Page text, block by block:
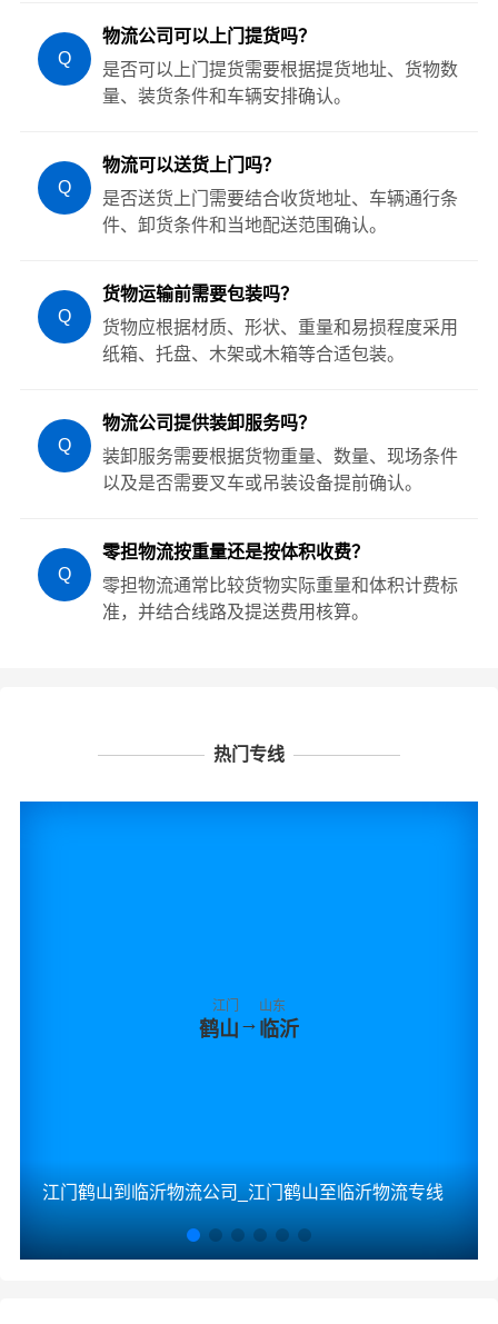
Q
物流公司可以上门提货吗？
是否可以上门提货需要根据提货地址、货物数
量、装货条件和车辆安排确认。
Q
物流可以送货上门吗？
是否送货上门需要结合收货地址、车辆通行条
件、卸货条件和当地配送范围确认。
Q
货物运输前需要包装吗？
货物应根据材质、形状、重量和易损程度采用
纸箱、托盘、木架或木箱等合适包装。
Q
物流公司提供装卸服务吗？
装卸服务需要根据货物重量、数量、现场条件
以及是否需要叉车或吊装设备提前确认。
Q
零担物流按重量还是按体积收费？
零担物流通常比较货物实际重量和体积计费标
准，并结合线路及提送费用核算。
热门专线
江门
鹤山 →
山东
临沂
江门鹤山到临沂物流公司_江门鹤山至临沂物流专线